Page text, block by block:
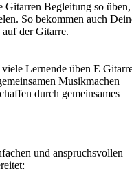
Gitarren Begleitung so üben,
So bekommen auch
der Gitarre.
Lernende üben E
Musikmachen
durch gemeinsames
und anspruchsvollen